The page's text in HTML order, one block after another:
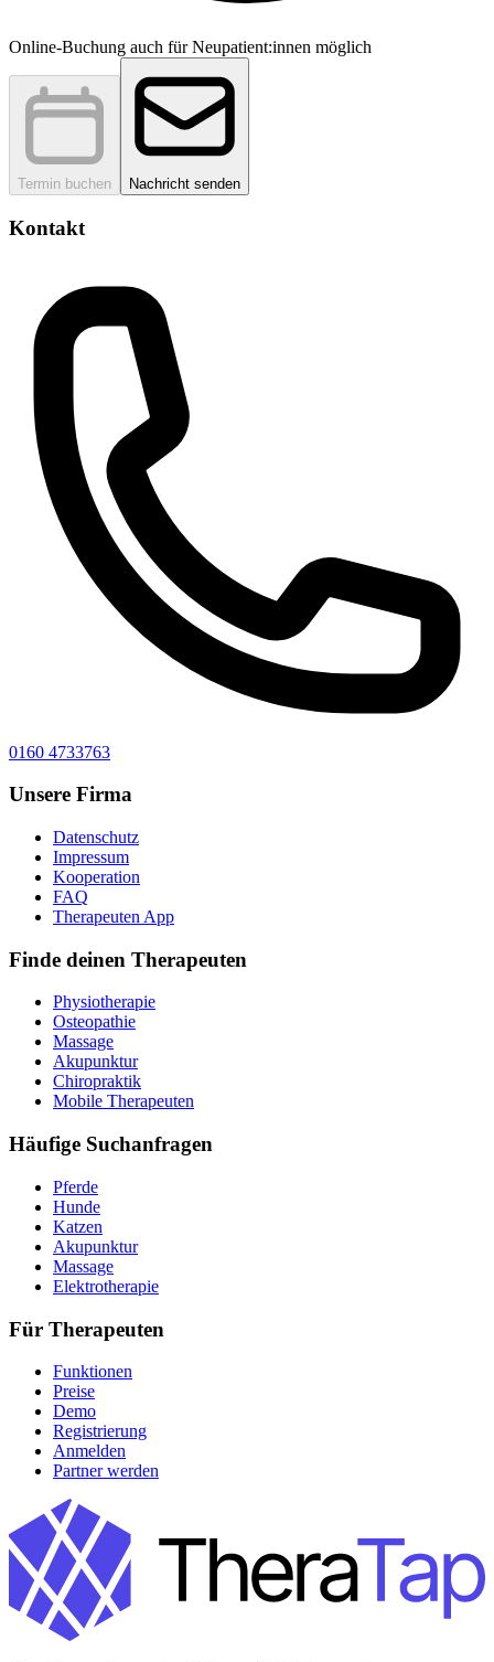
Online-Buchung auch für Neupatient:innen möglich
Termin buchen Nachricht senden
Kontakt
0160 4733763
Unsere Firma
Datenschutz
Impressum
Kooperation
FAQ
Therapeuten App
Finde deinen Therapeuten
Physiotherapie
Osteopathie
Massage
Akupunktur
Chiropraktik
Mobile Therapeuten
Häufige Suchanfragen
Pferde
Hunde
Katzen
Akupunktur
Massage
Elektrotherapie
Für Therapeuten
Funktionen
Preise
Demo
Registrierung
Anmelden
Partner werden